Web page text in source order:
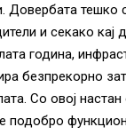
тешко
и секако
година,
безпрекорно
Со овој
подобро